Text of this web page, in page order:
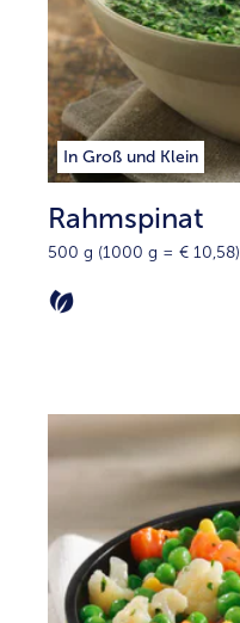
In Groß und Klein
Rahmspinat
500 g (1000 g = € 10,58)